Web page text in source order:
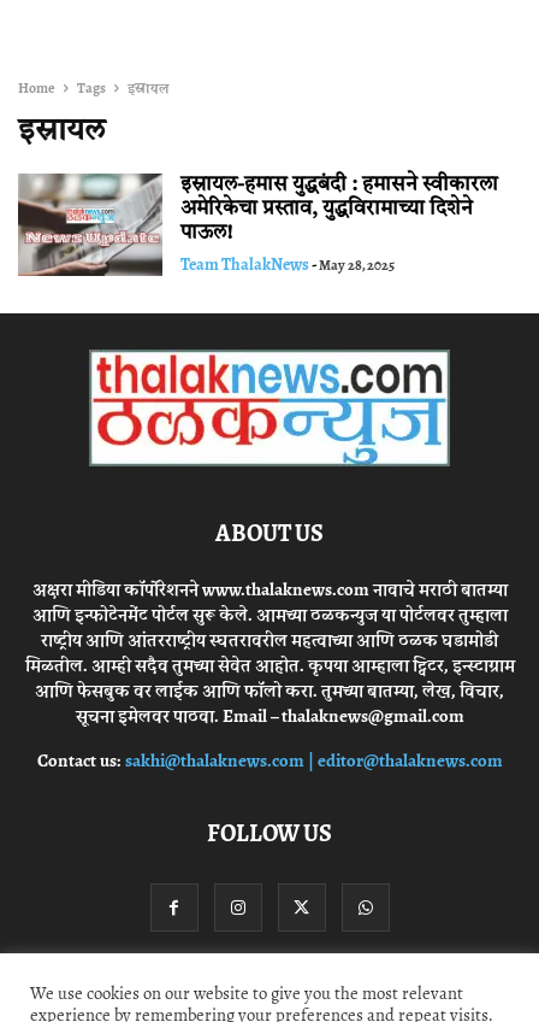
Home Tags इस्रायल
इस्रायल
इस्रायल-हमास युद्धबंदी : हमासने स्वीकारला
अमेरिकेचा प्रस्ताव, युद्धविरामाच्या दिशेने
पाऊल!
Team ThalakNews-May 28, 2025
ABOUT US
अक्षरा मीडिया कॉर्पोरेशनने www.thalaknews.com नावाचे मराठी बातम्या
आणि इन्फोटेनमेंट पोर्टल सुरू केले. आमच्या ठळकन्युज या पोर्टलवर तुम्हाला
राष्ट्रीय आणि आंतरराष्ट्रीय स्घतरावरील महत्वाच्या आणि ठळक घडामोडी
मिळतील. आम्ही सदैव तुमच्या सेवेत आहोत. कृपया आम्हाला ट्विटर, इन्स्टाग्राम
आणि फेसबुक वर लाईक आणि फॉलो करा. तुमच्या बातम्या, लेख, विचार,
सूचना इमेलवर पाठवा. Email – thalaknews@gmail.com
Contact us:sakhi@thalaknews.com | editor@thalaknews.com
FOLLOW US
Privacy Policy Contact Us
We use cookies on our website to give you the most relevant
experience by remembering your preferences and repeat visits.